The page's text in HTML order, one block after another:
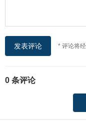
* 评论将
0 条评论